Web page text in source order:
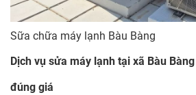
Sữa chữa máy lạnh Bàu Bàng
Dịch vụ sửa máy lạnh tại xã Bàu
đúng giá